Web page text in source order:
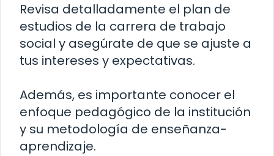
Revisa detalladamente el plan de
estudios de la carrera de trabajo
social y asegúrate de que se ajuste a
tus intereses y expectativas.
Además, es importante conocer el
enfoque pedagógico de la institución
y su metodología de enseñanza-
aprendizaje.